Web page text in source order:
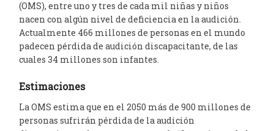
(OMS), entre uno y tres de cada mil niñas y niños
nacen con algún nivel de deficiencia en la audición.
Actualmente 466 millones de personas en el mundo
padecen pérdida de audición discapacitante, de las
cuales 34 millones son infantes.
Estimaciones
La OMS estima que en el 2050 más de 900 millones de
personas sufrirán pérdida de la audición